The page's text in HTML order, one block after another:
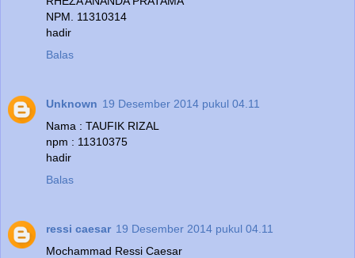
NPM. 11310314
hadir
Balas
Unknown 19 Desember 2014 pukul 04.11
Nama : TAUFIK RIZAL
npm : 11310375
hadir
Balas
ressi caesar 19 Desember 2014 pukul 04.11
Mochammad Ressi Caesar